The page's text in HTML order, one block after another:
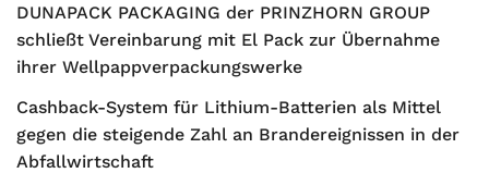
DUNAPACK PACKAGING der PRINZHORN GROUP
schließt Vereinbarung mit El Pack zur Übernahme
ihrer Wellpappverpackungswerke
Cashback-System für Lithium-Batterien als Mittel
gegen die steigende Zahl an Brandereignissen in der
Abfallwirtschaft